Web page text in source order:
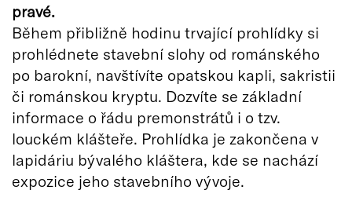
pravé.
Během přibližně hodinu trvající prohlídky si
prohlédnete stavební slohy od románského
po barokní, navštívíte opatskou kapli, sakristii
či románskou kryptu. Dozvíte se základní
informace o řádu premonstrátů i o tzv.
louckém klášteře. Prohlídka je zakončena v
lapidáriu bývalého kláštera, kde se nachází
expozice jeho stavebního vývoje.